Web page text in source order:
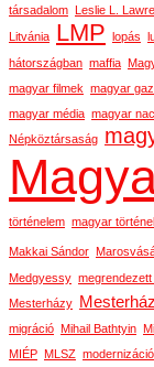
társadalom Leslie L.
Litvánia LMP lopás
hátországban maffia
magyar filmek magyar
magyar média magyar
Népköztársaság
történelem magyar
Makkai Sándor
Medgyessy
Mesterházy
migráció Mihail Bathtyin
MIÉP MLSZ modernizáció